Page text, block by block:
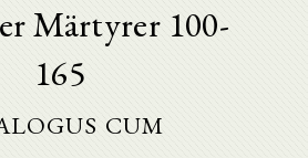
Märtyrer 100-
165
cum